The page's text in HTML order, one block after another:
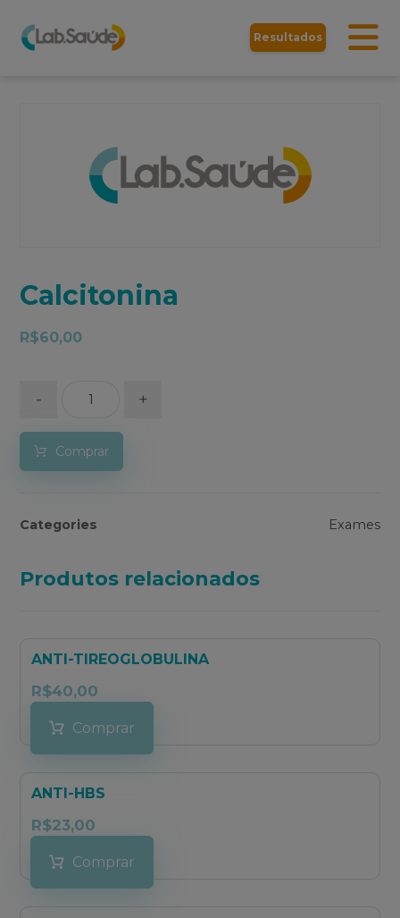
Resultados
Calcitonina
R$60,00
- +
Comprar
Categories Exames
Produtos relacionados
ANTI-TIREOGLOBULINA
R$40,00
Comprar
ANTI-HBS
R$23,00
Comprar